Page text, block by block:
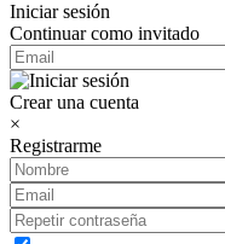
Iniciar sesión
Continuar como invitado
Crear una cuenta
×
Registrarme